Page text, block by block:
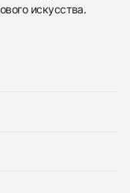
искусства.
свяжемся
Edition